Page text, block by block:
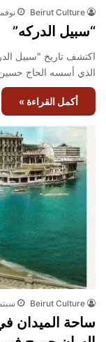
Beirut Culture نوفمبر 16,
“سبيل الدركه”
اكتشف تاريخ "سبيل
الذي أسسه الحاج حسين إدريس
أكمل القراءة »
Beirut Culture سبتمبر